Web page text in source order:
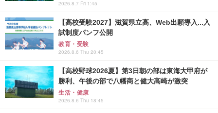
2026.8.7 Fri 1:45
【高校受験2027】滋賀県立高、Web出願導入...入
試制度パンフ公開
教育・受験
2026.8.6 Thu 20:45
【高校野球2026夏】第3日朝の部は東海大甲府が
勝利、午後の部で八幡商と健大高崎が激突
生活・健康
2026.8.6 Thu 18:45